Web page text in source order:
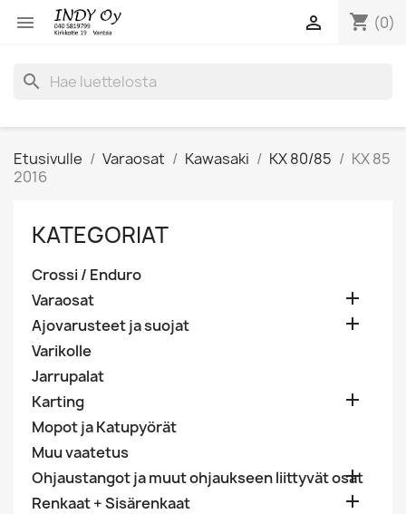
 shopping_cart (0)

search
Etusivulle Varaosat Kawasaki KX 80/85
KX 85
2016
KATEGORIAT
Crossi / Enduro
Varaosat

Ajovarusteet ja suojat 
Varikolle
Jarrupalat
Karting

Mopot ja Katupyörät
Muu vaatetus
Ohjaustangot ja muut ohjaukseen liittyvät osat

Renkaat + Sisärenkaat 